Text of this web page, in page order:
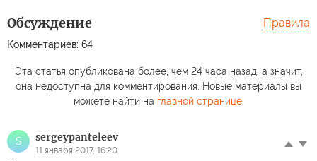
Обсуждение
Комментариев: 64
Правила
Эта статья опубликована более, чем 24 часа назад, а значит,
она недоступна для комментирования. Новые материалы вы
можете найти на главной странице.
S sergeypanteleev
11 января 2017, 16:20